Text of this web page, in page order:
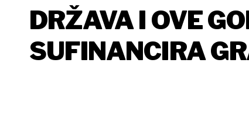
DRŽAVA I OVE
SUFINANCIRA